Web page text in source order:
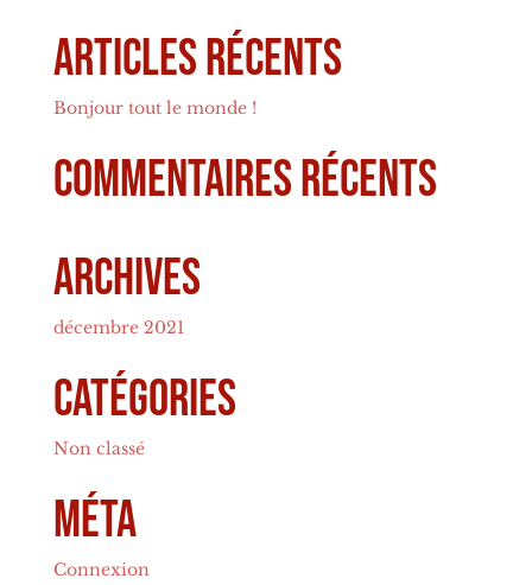
Articles récents
Bonjour tout le monde !
Commentaires récents
Archives
décembre 2021
Catégories
Non classé
Méta
Connexion